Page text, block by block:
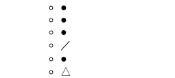
●
●
●
／
●
△